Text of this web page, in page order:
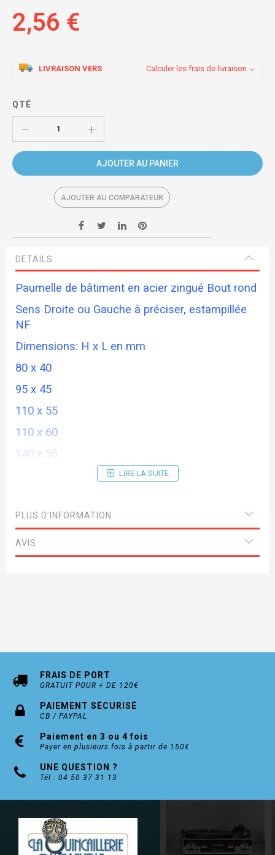
2,56 €
LIVRAISON VERS Calculer les frais de livraison
QTÉ
AJOUTER AU PANIER
AJOUTER AU COMPARATEUR
DETAILS
Paumelle de bâtiment en acier zingué Bout rond
Sens Droite ou Gauche à préciser, estampillée
NF
Dimensions: H x L en mm
80 x 40
95 x 45
110 x 55
110 x 60
140 x 55
160 x 60
LIRE LA SUITE
PLUS D’INFORMATION
AVIS
FRAIS DE PORT
GRATUIT POUR + DE 120€
PAIEMENT SÉCURISÉ
CB / PAYPAL
Paiement en 3 ou 4 fois
Payer en plusieurs fois à partir de 150€
UNE QUESTION ?
Tél : 04 50 37 31 13